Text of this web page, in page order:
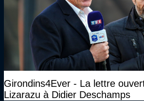
Girondins4Ever - La lettre
Lizarazu à Didier Deschamps